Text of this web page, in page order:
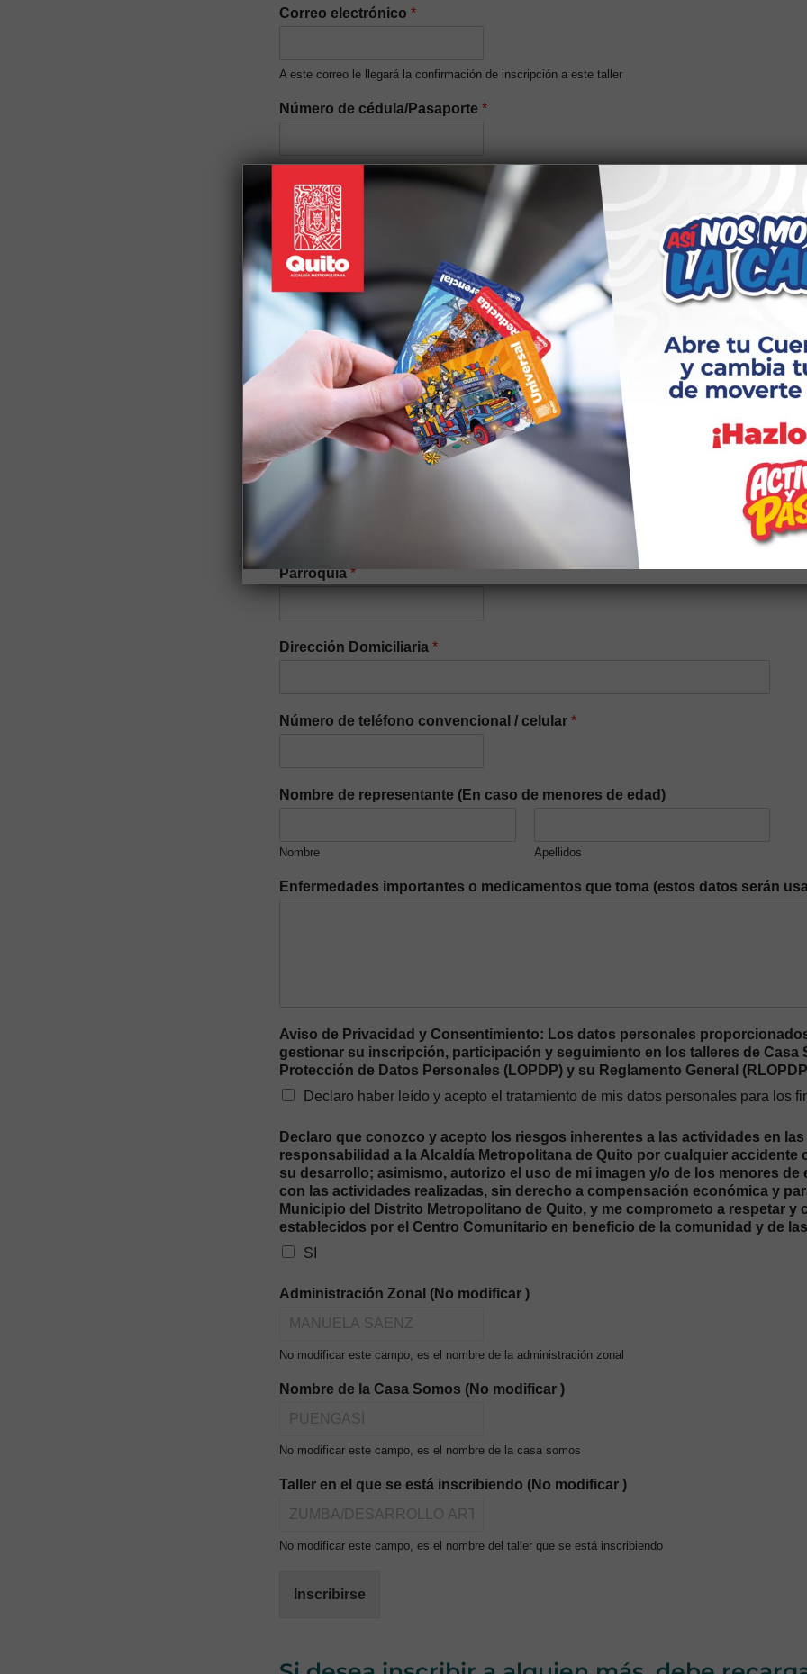
Correo electrónico *
A este correo le llegará la confirmación de inscripción a este taller
Número de cédula/Pasaporte *
Nivel de ingresos del núcleo familiar (Opcional)
Género*
Discapacidad
Si tiene alguna discapacidad elegir el tipo
Auto identificación étnica*
Parroquia *
Dirección Domiciliaria *
Número de teléfono convencional / celular *
Nombre de representante (En caso de menores de edad)
Nombre Apellidos
Enfermedades importantes o medicamentos que toma (estos datos serán
Aviso de Privacidad y Consentimiento: Los datos personales
gestionar su inscripción, participación y seguimiento en los talleres de Casa
Protección de Datos Personales (LOPDP) y su Reglamento General
Declaro haber leído y acepto el tratamiento de mis datos personales para los
Declaro que conozco y acepto los riesgos inherentes a las actividades en
responsabilidad a la Alcaldía Metropolitana de Quito por cualquier
su desarrollo; asimismo, autorizo el uso de mi imagen y/o de los menores
con las actividades realizadas, sin derecho a compensación económica y
Municipio del Distrito Metropolitano de Quito, y me comprometo a respetar
establecidos por el Centro Comunitario en beneficio de la comunidad y de
SI
Administración Zonal (No modificar )
No modificar este campo, es el nombre de la administración zonal
Nombre de la Casa Somos (No modificar )
No modificar este campo, es el nombre de la casa somos
Taller en el que se está inscribiendo (No modificar )
No modificar este campo, es el nombre del taller que se está inscribiendo
Inscribirse